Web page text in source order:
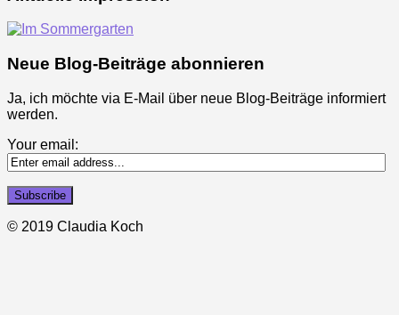
Neue Blog-Beiträge abonnieren
Ja, ich möchte via E-Mail über neue Blog-Beiträge informiert
werden.
Your email:
© 2019 Claudia Koch